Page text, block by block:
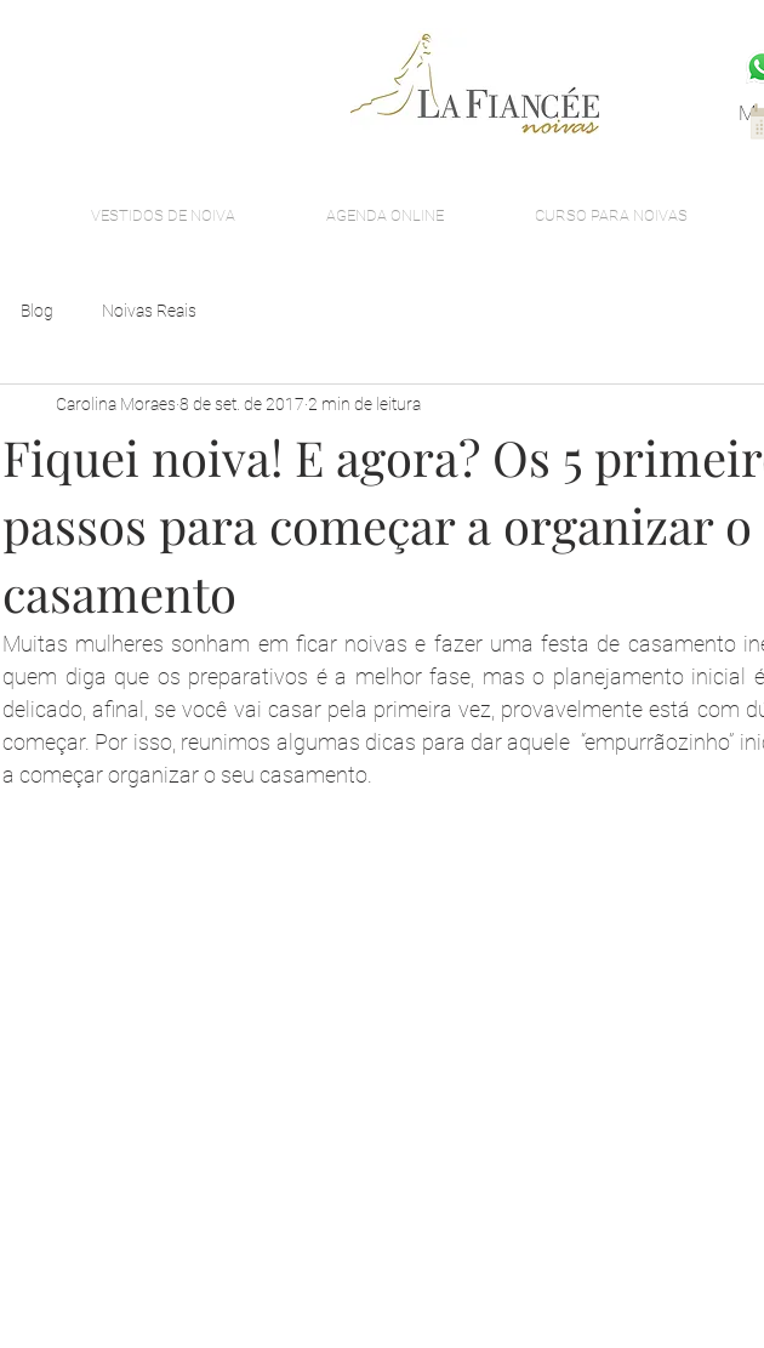
VESTIDOS DE NOIVA AGENDA ONLINE CURSO PARA NOIVAS
Blog Noivas Reais
Fiquei noiva! E agora? Os 5
passos para começar a organizar o
casamento
Carolina Moraes 8 de set. de 2017 2 min de leitura
Muitas mulheres sonham em ficar noivas e fazer uma festa de casamento
quem diga que os preparativos é a melhor fase, mas o planejamento inicial
delicado, afinal, se você vai casar pela primeira vez, provavelmente está com
começar. Por isso, reunimos algumas dicas para dar aquele  “empurrãozinho”
a começar organizar o seu casamento.